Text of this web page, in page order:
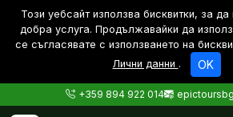
Този уебсайт използва бисквитки, за
дoбра услуга. Продължавайки да
се съгласявате с използването на
Лични данни . OK
+359 894 922 014